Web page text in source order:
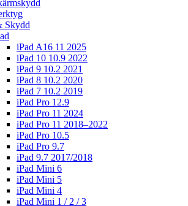
Skydd
iPad A16 11 2025
iPad 10 10.9 2022
iPad 9 10.2 2021
iPad 8 10.2 2020
iPad 7 10.2 2019
iPad Pro 12.9
iPad Pro 11 2024
iPad Pro 11 2018–2022
iPad Pro 10.5
iPad Pro 9.7
iPad 9.7 2017/2018
iPad Mini 6
iPad Mini 5
iPad Mini 4
iPad Mini 1 / 2 / 3